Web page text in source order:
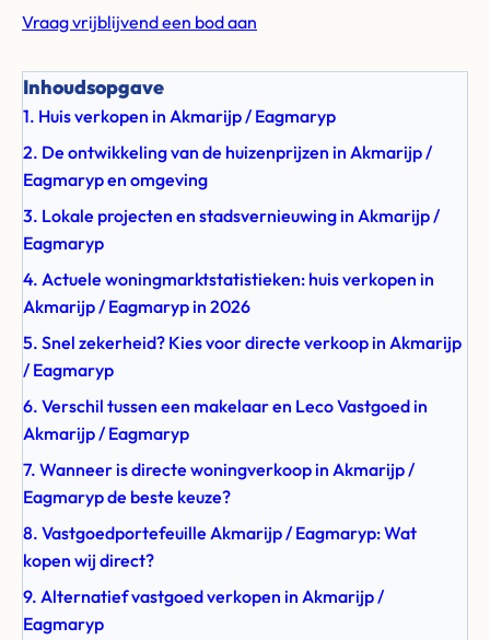
Vraag vrijblijvend een bod aan
Inhoudsopgave
1. Huis verkopen in Akmarijp / Eagmaryp
2. De ontwikkeling van de huizenprijzen in Akmarijp /
Eagmaryp en omgeving
3. Lokale projecten en stadsvernieuwing in Akmarijp /
Eagmaryp
4. Actuele woningmarktstatistieken: huis verkopen in
Akmarijp / Eagmaryp in 2026
5. Snel zekerheid? Kies voor directe verkoop in Akmarijp
/ Eagmaryp
6. Verschil tussen een makelaar en Leco Vastgoed in
Akmarijp / Eagmaryp
7. Wanneer is directe woningverkoop in Akmarijp /
Eagmaryp de beste keuze?
8. Vastgoedportefeuille Akmarijp / Eagmaryp: Wat
kopen wij direct?
9. Alternatief vastgoed verkopen in Akmarijp /
Eagmaryp